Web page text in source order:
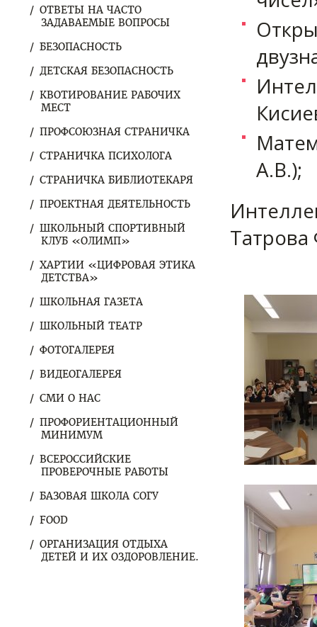
ОТВЕТЫ НА ЧАСТО
ЗАДАВАЕМЫЕ ВОПРОСЫ
БЕЗОПАСНОСТЬ
ДЕТСКАЯ БЕЗОПАСНОСТЬ
КВОТИРОВАНИЕ РАБОЧИХ
МЕСТ
ПРОФСОЮЗНАЯ СТРАНИЧКА
СТРАНИЧКА ПСИХОЛОГА
СТРАНИЧКА БИБЛИОТЕКАРЯ
ПРОЕКТНАЯ ДЕЯТЕЛЬНОСТЬ
ШКОЛЬНЫЙ СПОРТИВНЫЙ
КЛУБ «ОЛИМП»
ХАРТИИ «ЦИФРОВАЯ ЭТИКА
ДЕТСТВА»
ШКОЛЬНАЯ ГАЗЕТА
ШКОЛЬНЫЙ ТЕАТР
ФОТОГАЛЕРЕЯ
ВИДЕОГАЛЕРЕЯ
СМИ О НАС
ПРОФОРИЕНТАЦИОННЫЙ
МИНИМУМ
ВСЕРОССИЙСКИЕ
ПРОВЕРОЧНЫЕ РАБОТЫ
БАЗОВАЯ ШКОЛА СОГУ
FOOD
ОРГАНИЗАЦИЯ ОТДЫХА
ДЕТЕЙ И ИХ ОЗДОРОВЛЕНИЕ.
А.В.);
Татрова